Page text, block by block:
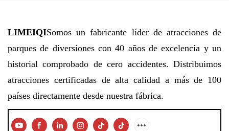
LIMEIQISomos un fabricante líder de atracciones de
parques de diversiones con 40 años de excelencia y un
historial comprobado de cero accidentes. Distribuimos
atracciones certificadas de alta calidad a más de 100
países directamente desde nuestra fábrica.